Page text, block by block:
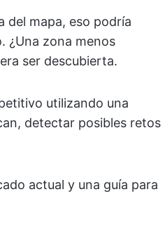
del mapa, eso podría
¿Una zona menos
ser descubierta.
utilizando una
detectar posibles retos
actual y una guía para